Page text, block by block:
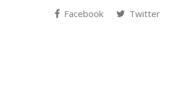
Facebook Twitter